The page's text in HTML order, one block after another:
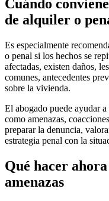
Cuándo
de alquiler o
Es especialmente
o penal si los hechos se
afectadas, existen daños,
comunes, antecedentes
sobre la vivienda.
El abogado puede ayudar
como amenazas,
preparar la denuncia,
estrategia penal con la
Qué hacer
amenazas